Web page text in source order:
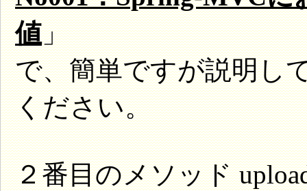
値」
で、簡単ですが説明し
ください。
２番目のメソッド